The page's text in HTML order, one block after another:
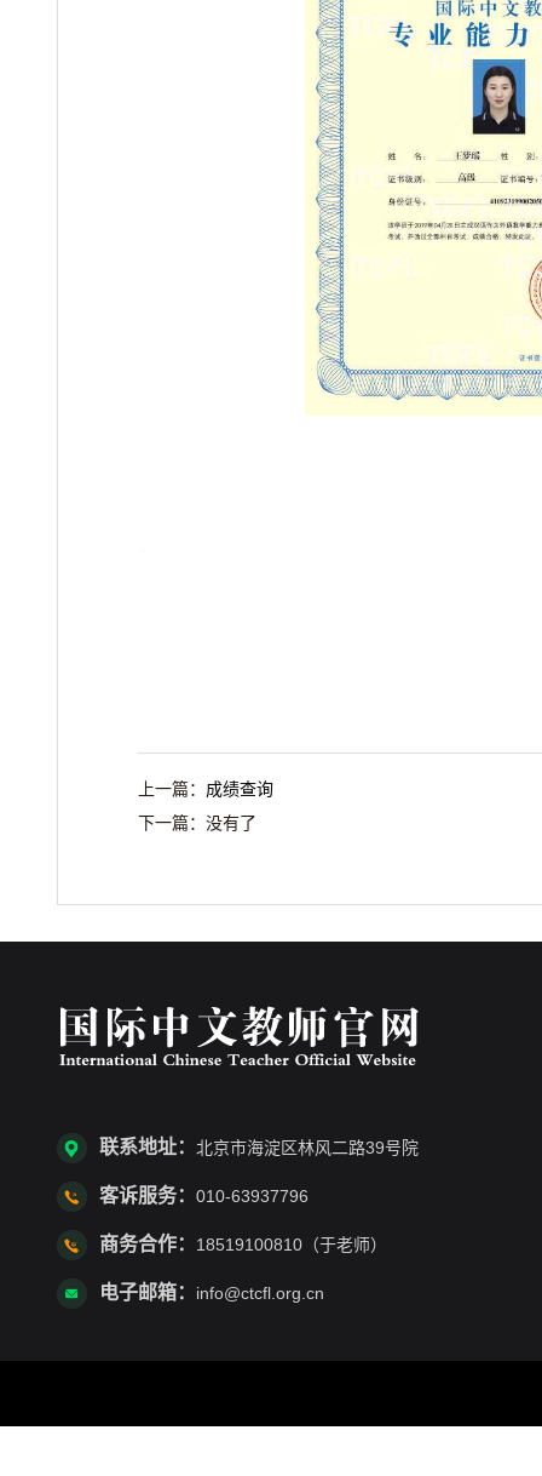
上一篇： 成绩查询
下一篇： 没有了
联系地址： 北京市海淀区林风二路39号院
客诉服务： 010-63937796
商务合作： 18519100810（于老师）
电子邮箱： info@ctcfl.org.cn